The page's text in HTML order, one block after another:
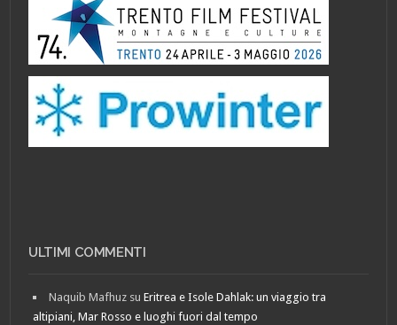
ULTIMI COMMENTI
Naquib Mafhuz suEritrea e Isole Dahlak: un viaggio tra
altipiani, Mar Rosso e luoghi fuori dal tempo